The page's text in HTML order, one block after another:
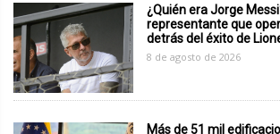
¿Quién era Jorge
representante que
detrás del éxito de
8 de agosto de 2026
Más de 51 mil